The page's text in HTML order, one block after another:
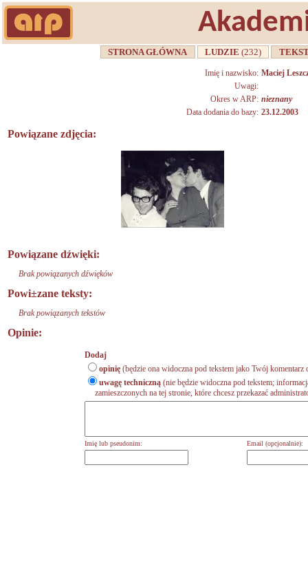
STRONA GŁÓWNA LUDZIE(232)
Imię i nazwisko: Maciej
Uwagi:
Okres w ARP: nieznany
Data dodania do bazy: 23.12.2003
Powiązane zdjęcia:
Powiązane dźwięki:
Brak powiązanych dźwięków
Powi±zane teksty:
Brak powiązanych tekstów
Opinie:
Dodaj
opinię (będzie ona widoczna pod tekstem jako Twój komentarz
uwagę techniczną (nie będzie widoczna pod tekstem;
zamieszczonych na tej stronie, które chcesz przekazać
Imię lub pseudonim: Email (opcjonalnie):